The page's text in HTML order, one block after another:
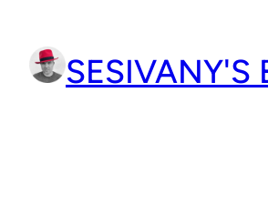
obsah
SESIVANY'S